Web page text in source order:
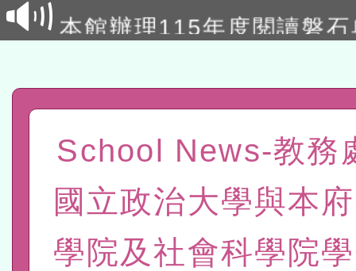
本館辦理115年度閱讀磐
程
A3數位素養講師名單
「數位內容與教學軟體線
有關大陸委員會函釋公務
赴陸應申請許可一案
轉知經濟部水利署委託財
研究院辦理「115年表揚
115年8月22日(星期六)辦
School News-教務
國立政治大學與本
學院及社會科學院